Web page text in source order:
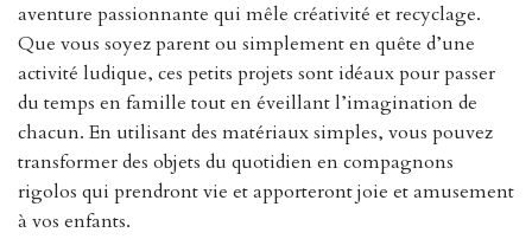
aventure passionnante qui mêle créativité et recyclage.
Que vous soyez parent ou simplement en quête d’une
activité ludique, ces petits projets sont idéaux pour passer
du temps en famille tout en éveillant l’imagination de
chacun. En utilisant des matériaux simples, vous pouvez
transformer des objets du quotidien en compagnons
rigolos qui prendront vie et apporteront joie et amusement
à vos enfants.